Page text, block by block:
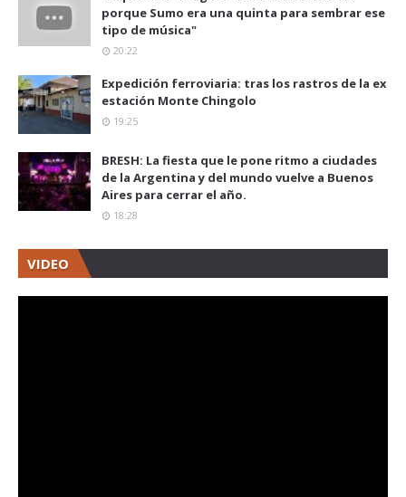
porque Sumo era una quinta para sembrar ese
tipo de música"
20:22
Expedición ferroviaria: tras los rastros de la ex
estación Monte Chingolo
19:25
BRESH: La fiesta que le pone ritmo a ciudades
de la Argentina y del mundo vuelve a Buenos
Aires para cerrar el año.
18:28
VIDEO